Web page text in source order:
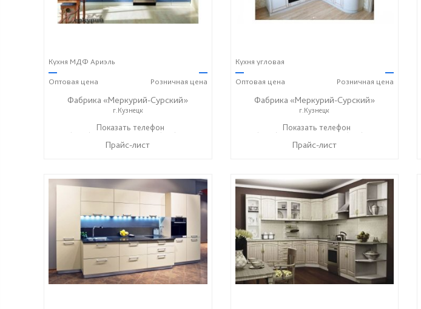
Кухня МДФ Ариэль
—
Оптовая цена
—
Розничная цена
Фабрика «Меркурий-Сурский»
г.Кузнецк
+7 (8415) 73-05-06 ☎+7 (937) 400-89-79
Показать телефон
Прайс-лист
Кухня угловая
—
Оптовая цена
—
Розничная цена
Фабрика «Меркурий-Сурский»
г.Кузнецк
+7 (8415) 73-05-06 ☎+7 (937) 400-89-79
Показать телефон
Прайс-лист